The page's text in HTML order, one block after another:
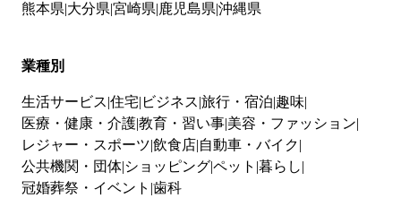
熊本県 大分県 宮崎県 鹿児島県 沖縄県
業種別
生活サービス 住宅 ビジネス 旅行・宿泊 趣味
医療・健康・介護教育・習い事 美容・ファッション
レジャー・スポーツ 飲食店 自動車・バイク
公共機関・団体 ショッピングペット 暮らし
冠婚葬祭・イベント 歯科